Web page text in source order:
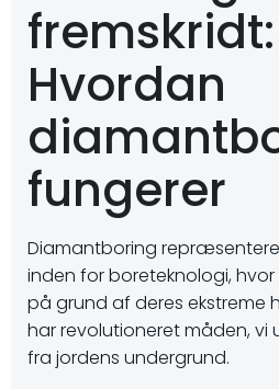
fremskridt:
Hvordan
fungerer
Diamantboring
inden for boreteknologi,
på grund af deres ekstreme
har revolutioneret måden, vi
fra jordens undergrund.